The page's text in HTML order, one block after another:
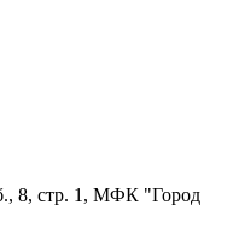
8, стр. 1, МФК "Город